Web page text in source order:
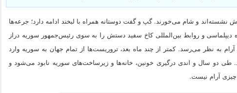
و شام می‌خورند. گپ و گفت دوستانه همراه با لبخند ادامه دارد؛ جرعه‌ها
دیپلماسی و روابط بین‌المللی کاخ سفید دستش را به سوی رئیس‌جمهور سوریه دراز
به نظر می‌رسد. کمتر از چند ماه بعد، تروریست‌ها از تمام جهان به سوریه وارد
طی دو سال و اندی درگیری خونین، خانه‌ها و زیرساخت‌های سوریه نابود می‌شود و